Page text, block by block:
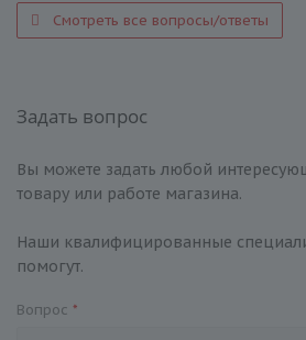
Смотреть все вопросы/ответы
Задать вопрос
Вы можете задать любой
товару или работе магазина.
Наши квалифицированные
помогут.
Вопрос *